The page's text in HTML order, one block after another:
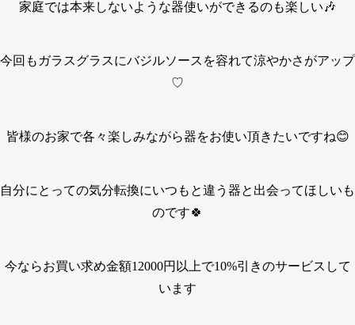
家庭では本来しないような器使いができるのも楽しい🎶
今回もガラスグラスにバジルソースを容れて涼やかさがアップ
♡
皆様のお家で各々楽しみながら器をお使い頂きたいですね😊
自分にとっての気分転換にいつもと違う器と出会ってほしいも
のです🍀
今ならお買い求め金額12000円以上で10%引きのサービスして
います